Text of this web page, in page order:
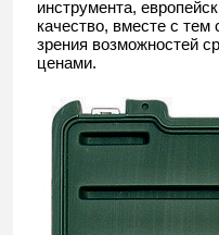
инструмента,
качество, вместе с
зрения возможностей
ценами.